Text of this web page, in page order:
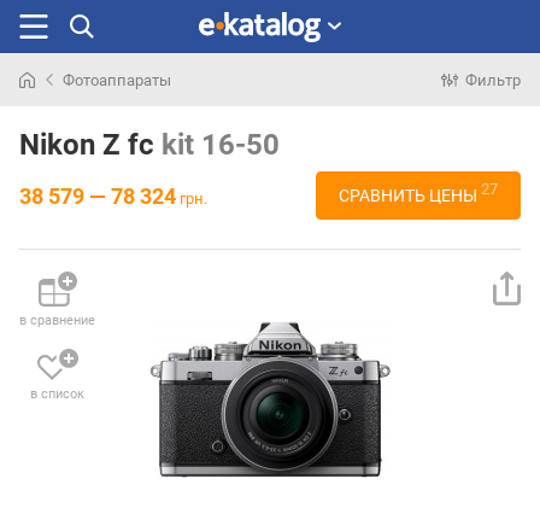
раньше
Фотоаппараты Фильтр
Nikon Z fc kit 16-50
38 579 — 78 324 грн. СРАВНИТЬ ЦЕНЫ 27
в сравнение
в список